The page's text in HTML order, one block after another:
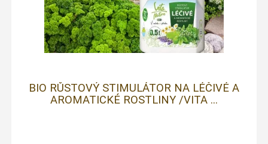
BIO RŮSTOVÝ STIMULÁTOR NA LÉČIVÉ A
AROMATICKÉ ROSTLINY /VITA ...